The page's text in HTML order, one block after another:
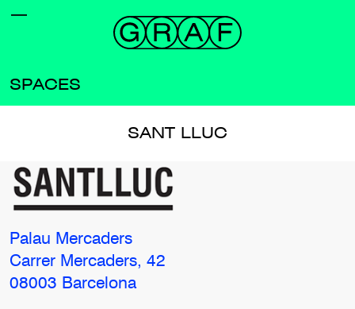
SPACES
SANT LLUC
Palau Mercaders
Carrer Mercaders, 42
08003 Barcelona